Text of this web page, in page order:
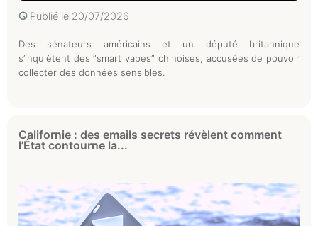
Publié le 20/07/2026
Des sénateurs américains et un député britannique
s’inquiètent des “smart vapes” chinoises, accusées de pouvoir
collecter des données sensibles.
Californie : des emails secrets révèlent comment
l’État contourne la...